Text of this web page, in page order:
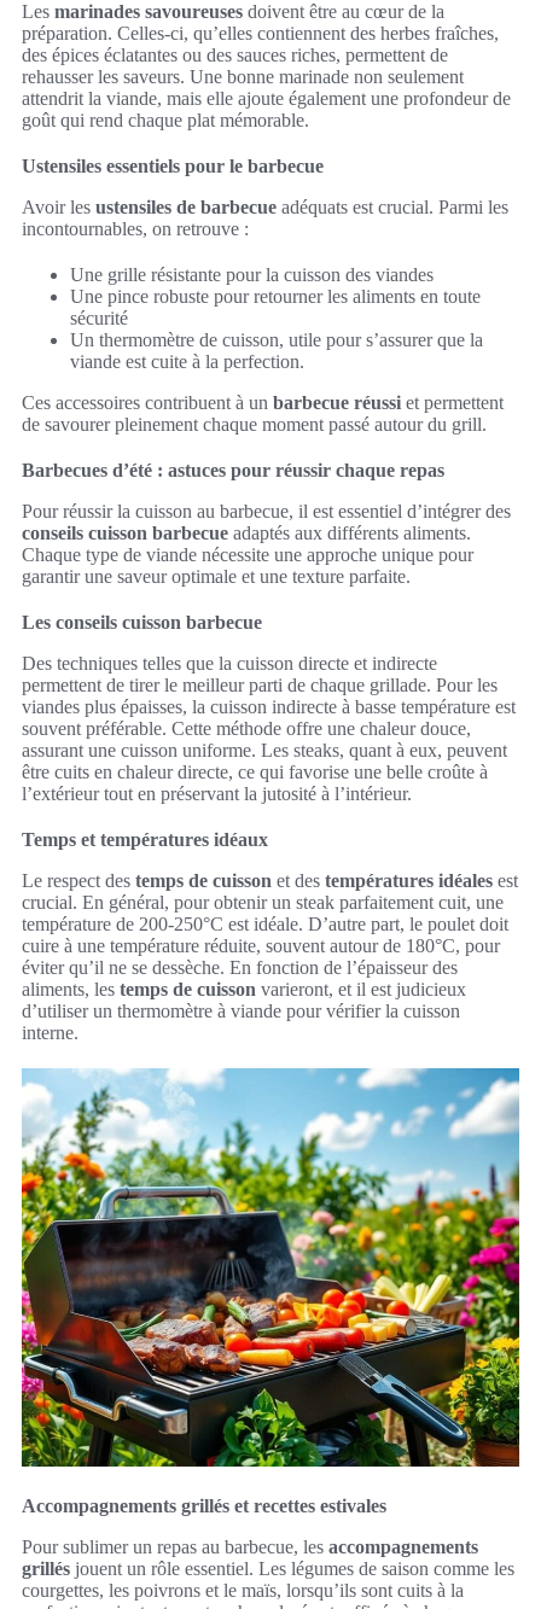
Les marinades savoureuses doivent être au cœur de la
préparation. Celles-ci, qu’elles contiennent des herbes fraîches,
des épices éclatantes ou des sauces riches, permettent de
rehausser les saveurs. Une bonne marinade non seulement
attendrit la viande, mais elle ajoute également une profondeur de
goût qui rend chaque plat mémorable.
Ustensiles essentiels pour le barbecue
Avoir les ustensiles de barbecue adéquats est crucial. Parmi les
incontournables, on retrouve :
Une grille résistante pour la cuisson des viandes
Une pince robuste pour retourner les aliments en toute
sécurité
Un thermomètre de cuisson, utile pour s’assurer que la
viande est cuite à la perfection.
Ces accessoires contribuent à un barbecue réussi et permettent
de savourer pleinement chaque moment passé autour du grill.
Barbecues d’été : astuces pour réussir chaque repas
Pour réussir la cuisson au barbecue, il est essentiel d’intégrer des
conseils cuisson barbecue adaptés aux différents aliments.
Chaque type de viande nécessite une approche unique pour
garantir une saveur optimale et une texture parfaite.
Les conseils cuisson barbecue
Des techniques telles que la cuisson directe et indirecte
permettent de tirer le meilleur parti de chaque grillade. Pour les
viandes plus épaisses, la cuisson indirecte à basse température est
souvent préférable. Cette méthode offre une chaleur douce,
assurant une cuisson uniforme. Les steaks, quant à eux, peuvent
être cuits en chaleur directe, ce qui favorise une belle croûte à
l’extérieur tout en préservant la jutosité à l’intérieur.
Temps et températures idéaux
Le respect des temps de cuisson et des températures idéales est
crucial. En général, pour obtenir un steak parfaitement cuit, une
température de 200-250°C est idéale. D’autre part, le poulet doit
cuire à une température réduite, souvent autour de 180°C, pour
éviter qu’il ne se dessèche. En fonction de l’épaisseur des
aliments, les temps de cuisson varieront, et il est judicieux
d’utiliser un thermomètre à viande pour vérifier la cuisson
interne.
Accompagnements grillés et recettes estivales
Pour sublimer un repas au barbecue, les accompagnements
grillés jouent un rôle essentiel. Les légumes de saison comme les
courgettes, les poivrons et le maïs, lorsqu’ils sont cuits à la